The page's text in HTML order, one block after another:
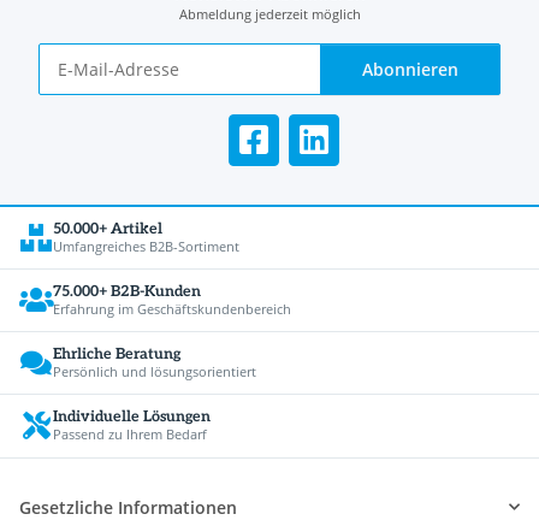
Abmeldung jederzeit möglich
Abonnieren
50.000+ Artikel
Umfangreiches B2B-Sortiment
75.000+ B2B-Kunden
Erfahrung im Geschäftskundenbereich
Ehrliche Beratung
Persönlich und lösungsorientiert
Individuelle Lösungen
Passend zu Ihrem Bedarf
Gesetzliche Informationen